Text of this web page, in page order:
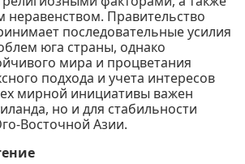
неравенством. Правительство
последовательные усилия
юга страны, однако
мира и процветания
подхода и учета интересов
мирной инициативы важен
но и для стабильности
Восточной Азии.